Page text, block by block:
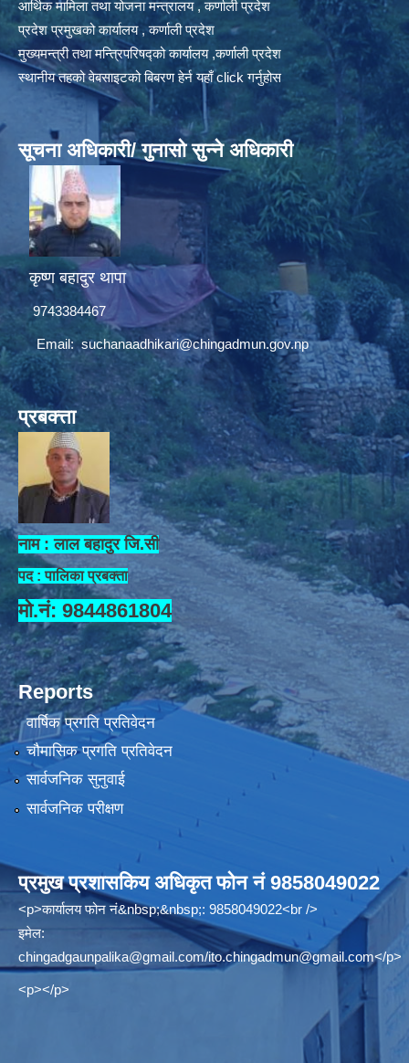
आर्थिक मामिला तथा योजना मन्त्रालय , कर्णाली प्रदेश
प्रदेश प्रमुखको कार्यालय , कर्णाली प्रदेश
मुख्यमन्त्री तथा मन्त्रिपरिषद्को कार्यालय ,कर्णाली प्रदेश
स्थानीय तहको वेबसाइटको बिबरण हेर्न यहाँ click गर्नुहोस
सूचना अधिकारी/ गुनासो सुन्ने अधिकारी
कृष्ण बहादुर थापा
9743384467
Email:suchanaadhikari@chingadmun.gov.np
प्रबक्त्ता
नाम : लाल बहादुर जि.सी
पद : पालिका प्रबक्ता
मो.नं: 9844861804
Reports
वार्षिक प्रगति प्रतिवेदन
चौमासिक प्रगति प्रतिवेदन
सार्वजनिक सुनुवाई
सार्वजनिक परीक्षण
प्रमुख प्रशासकिय अधिकृत फोन नं 9858049022
<p>कार्यालय फोन नं&nbsp;&nbsp;: 9858049022<br />
इमेल:
chingadgaunpalika@gmail.com/ito.chingadmun@gmail.com</p>
<p></p>